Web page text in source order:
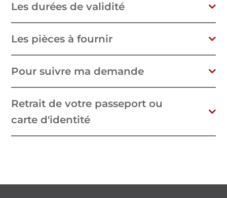
Les durées de validité
Les pièces à fournir
Pour suivre ma demande
Retrait de votre passeport ou
carte d'identité